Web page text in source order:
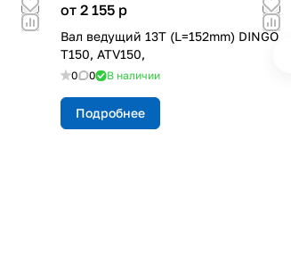
от 2 155 p
Вал ведущий 13Т (L=152mm) DINGO
Т150, ATV150,
0 0 В наличии
Подробнее